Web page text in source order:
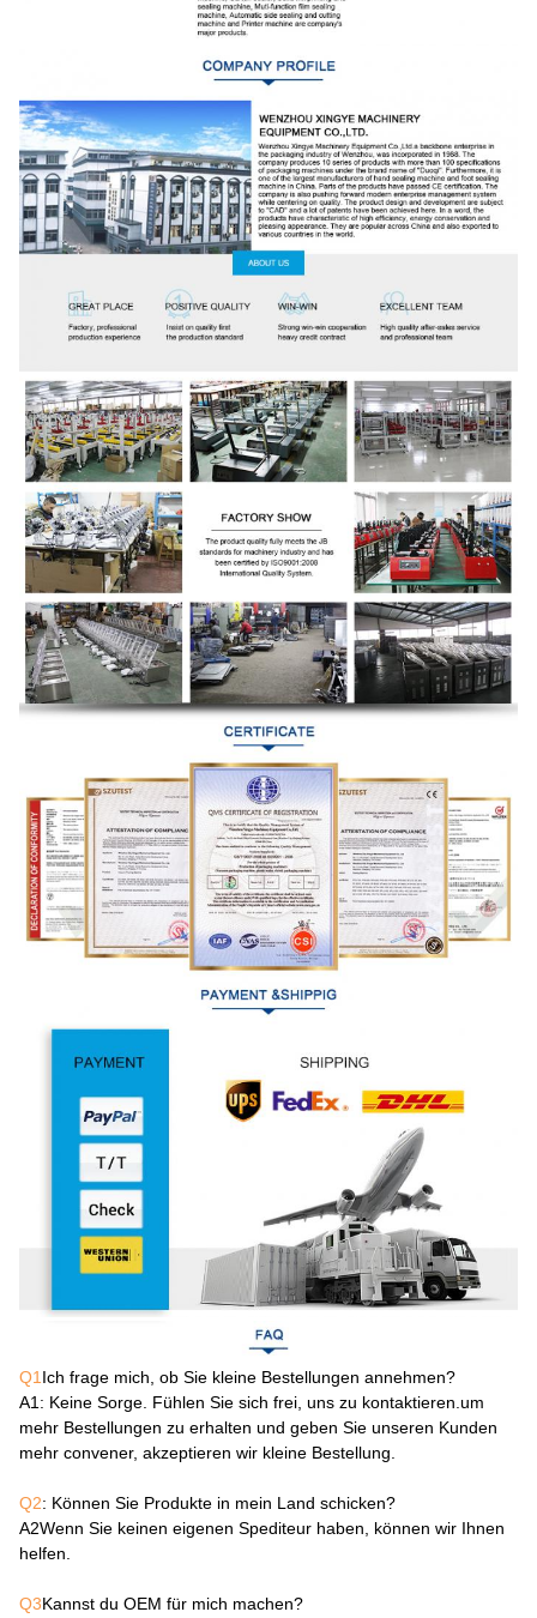
Q1 Ich frage mich, ob Sie kleine Bestellungen annehmen?
A1 : Keine Sorge. Fühlen Sie sich frei, uns zu kontaktieren.um
mehr Bestellungen zu erhalten und geben Sie unseren Kunden
mehr convener, akzeptieren wir kleine Bestellung.
Q2: Können Sie Produkte in mein Land schicken?
A2Wenn Sie keinen eigenen Spediteur haben, können wir Ihnen
helfen.
Q3Kannst du OEM für mich machen?